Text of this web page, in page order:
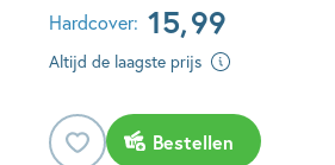
Hardcover: 15,99
Altijd de laagste prijs
Bestellen